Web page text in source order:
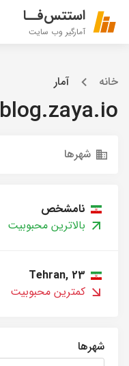
استتس‌فــا
آمارگیر وب سایت
خانه آمار
blog.zaya.io
شهرها
نامشخص
بالاترین محبوبیت
Tehran, 23
کمترین محبوبیت
شهرها